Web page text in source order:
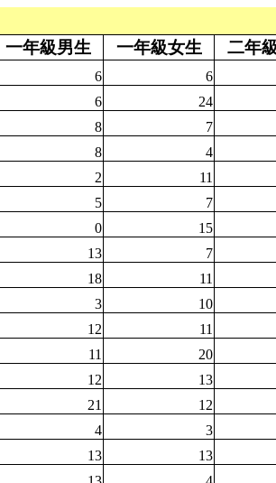
一年級男生 一年級女生 二年
6 6
6 24
8 7
8 4
2 11
5 7
0 15
13 7
18 11
3 10
12 11
11 20
12 13
21 12
4 3
13 13